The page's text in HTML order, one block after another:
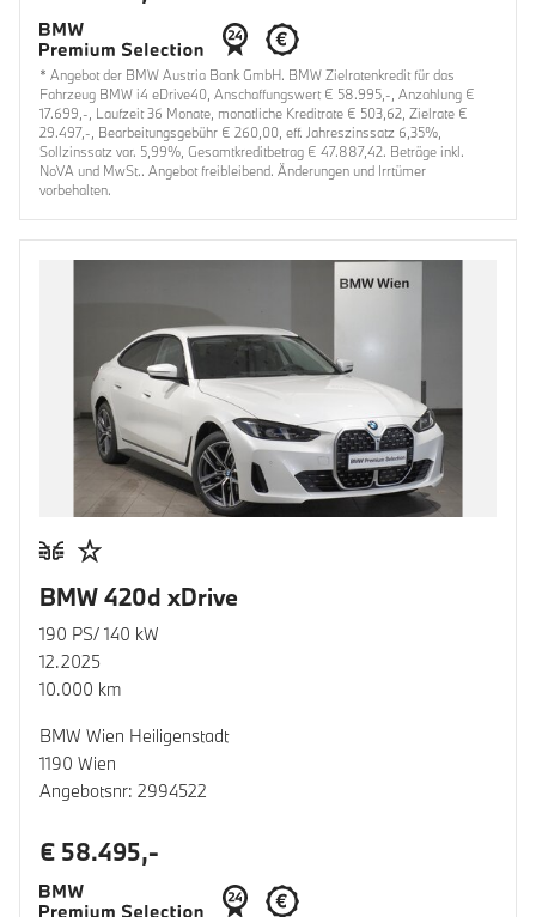
* Angebot der BMW Austria Bank GmbH. BMW Zielratenkredit für das
Fahrzeug BMW i4 eDrive40, Anschaffungswert € 58.995,-, Anzahlung €
17.699,-, Laufzeit 36 Monate, monatliche Kreditrate € 503,62, Zielrate €
29.497,-, Bearbeitungsgebühr € 260,00, eff. Jahreszinssatz 6,35%,
Sollzinssatz var. 5,99%, Gesamtkreditbetrag € 47.887,42. Beträge inkl.
NoVA und MwSt.. Angebot freibleibend. Änderungen und Irrtümer
vorbehalten.
BMW 420d xDrive
190 PS/ 140 kW
12.2025
10.000 km
BMW Wien Heiligenstadt
1190 Wien
Angebotsnr: 2994522
€ 58.495,-